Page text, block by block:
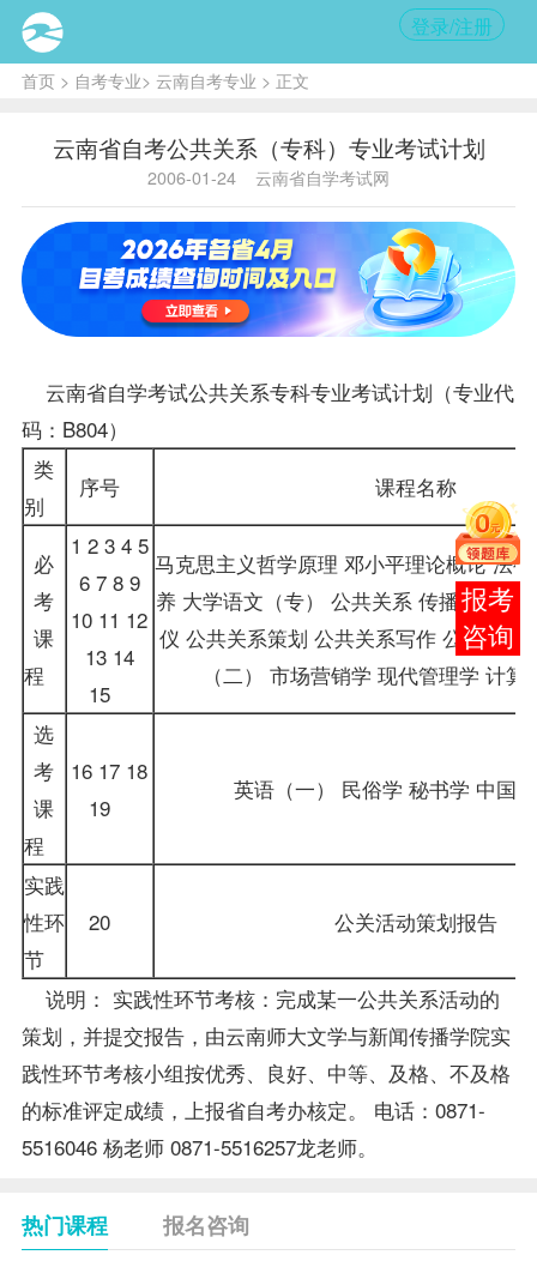
登录/注册
首页> 自考专业> 云南自考专业 > 正文
云南省自考公共关系（专科）专业考试计划
2006-01-24 云南省自学考试网
云南省自学考试公共关系专科专业考试计划（专业代
码：B804）
类
别
序号 课程名称
必
考
课
程
1 2 3 4 5
6 7 8 9
10 11 12
13 14
15
马克思主义哲学原理 邓小平理论概论 法
养 大学语文 （专） 公共关系传播学概论
仪 公共关系策划 公共关系写作 公关语言
（二）市场营销学 现代管理学计算
选
考
课
程
16 17 18
19
英语（一） 民俗学 秘书学 中
实践
性环
节
20 公关活动策划报告
说明： 实践性环节考核：完成某一公共关系活动的
策划，并提交报告，由云南师大文学与新闻传播学院实
践性环节考核小组按优秀、良好、中等、及格、不及格
的标准评定成绩，上报省自考办核定。 电话：0871-
5516046 杨老师0871-5516257龙老师。
热门课程 报名咨询
报考
咨询